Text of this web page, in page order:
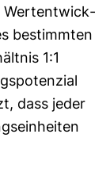
Wert­entwick­
bestimmten
1:1
dass jeder